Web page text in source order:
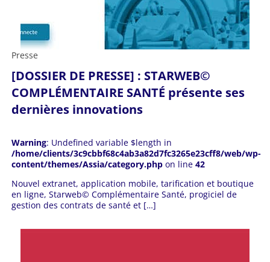
Presse
[DOSSIER DE PRESSE] : STARWEB©
COMPLÉMENTAIRE SANTÉ présente ses
dernières innovations
Warning: Undefined variable $length in
/home/clients/3c9cbbf68c4ab3a82d7fc3265e23cff8/web/wp-
content/themes/Assia/category.phpon line 42
Nouvel extranet, application mobile, tarification et boutique
en ligne, Starweb© Complémentaire Santé, progiciel de
gestion des contrats de santé et […]